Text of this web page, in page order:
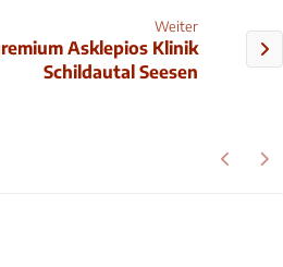
Weiter
Asklepios Klinik
Schildautal Seesen